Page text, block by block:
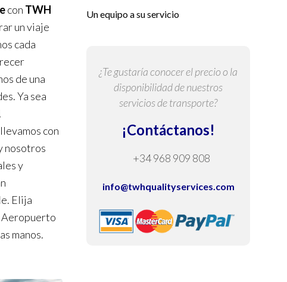
con TWH
un viaje
cada
de una
Ya sea
con
nosotros
y
Elija
Aeropuerto
manos.
Un equipo a su servicio
¿Te gustaría conocer el precio o la
disponibilidad de nuestros
servicios de transporte?
¡Contáctanos!
+34 968 909 808
info@twhqualityservices.com